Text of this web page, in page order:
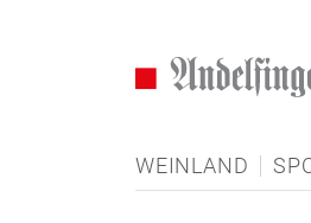
WEINLAND